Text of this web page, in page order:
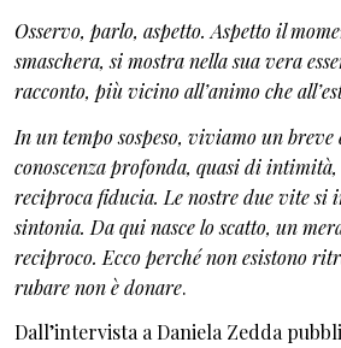
Osservo, parlo, aspetto. Aspetto il
smaschera, si mostra nella sua vera
racconto, più vicino all’animo che
In un tempo sospeso, viviamo un
conoscenza profonda, quasi di
reciproca fiducia. Le nostre due vite si
sintonia. Da qui nasce lo scatto, un
reciproco. Ecco perché non esistono
rubare non è donare.
Dall’intervista a Daniela Zedda